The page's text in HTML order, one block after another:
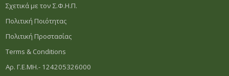
Σχετικά με τον Σ.Φ.Η.Π.
Πολιτική Ποιότητας
Πολιτική Προστασίας
Terms & Conditions
Αρ. Γ.Ε.ΜΗ.- 124205326000